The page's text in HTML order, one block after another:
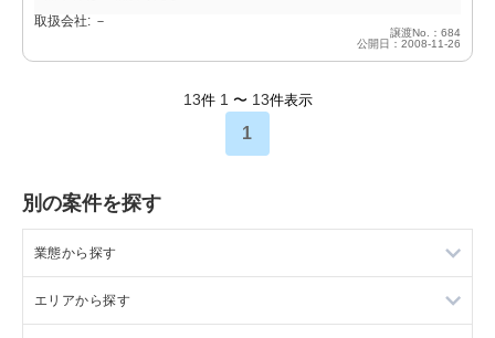
取扱会社: －
譲渡No.：684
公開日：2008-11-26
13件 1 〜 13件表示
1
別の案件を探す
業態から探す
ラーメンの居抜き売却物件の案件一覧
エリアから探す